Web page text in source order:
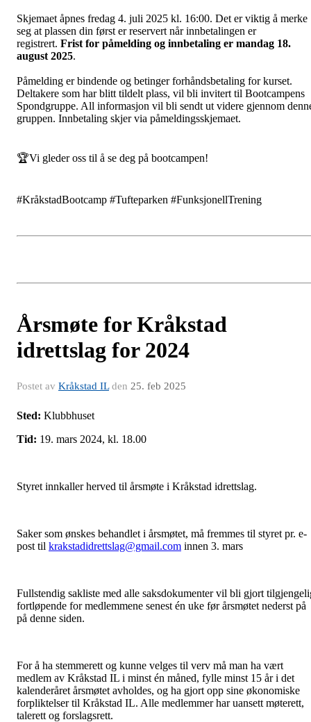
Skjemaet åpnes fredag 4. juli 2025 kl. 16:00. Det er viktig å merke
seg at plassen din først er reservert når innbetalingen er
registrert. Frist for påmelding og innbetaling er mandag 18.
august 2025.
Påmelding er bindende og betinger forhåndsbetaling for kurset.
Deltakere som har blitt tildelt plass, vil bli invitert til Bootcampens
Spondgruppe. All informasjon vil bli sendt ut videre gjennom
gruppen. Innbetaling skjer via påmeldingsskjemaet.
🏆Vi gleder oss til å se deg på bootcampen!
#KråkstadBootcamp #Tufteparken #FunksjonellTrening
Årsmøte for Kråkstad
idrettslag for 2024
Postet av Kråkstad ILden 25. feb 2025
Sted: Klubbhuset
Tid: 19. mars 2024, kl. 18.00
Styret innkaller herved til årsmøte i Kråkstad idrettslag.
Saker som ønskes behandlet i årsmøtet, må fremmes til styret pr. e-
post til krakstadidrettslag@gmail.com innen 3. mars
Fullstendig sakliste med alle saksdokumenter vil bli gjort
fortløpende for medlemmene senest én uke før årsmøtet nederst på
på denne siden.
For å ha stemmerett og kunne velges til verv må man ha vært
medlem av Kråkstad IL i minst én måned, fylle minst 15 år i det
kalenderåret årsmøtet avholdes, og ha gjort opp sine økonomiske
forpliktelser til Kråkstad IL. Alle medlemmer har uansett møterett,
talerett og forslagsrett.